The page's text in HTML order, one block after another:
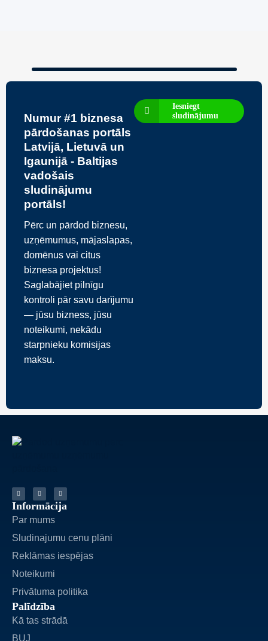
Numur #1 biznesa
pārdošanas portāls
Latvijā, Lietuvā un
Igaunijā - Baltijas
vadošais
sludinājumu
portāls!
Pērc un pārdod biznesu,
uzņēmumus, mājaslapas,
domēnus vai citus
biznesa projektus!
Saglabājiet pilnīgu
kontroli pār savu darījumu
— jūsu bizness, jūsu
noteikumi, nekādu
starpnieku komisijas
maksu.
Iesniegt
sludinājumu
Informācija
Par mums
Sludinajumu cenu plāni
Reklāmas iespējas
Noteikumi
Privātuma politika
Palīdzība
Kā tas strādā
BUJ